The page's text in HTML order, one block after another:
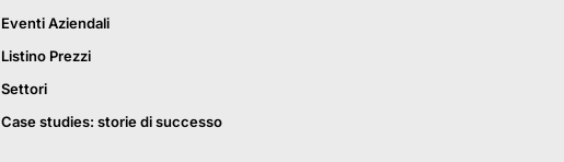
Eventi Aziendali
Listino Prezzi
Settori
Case studies: storie di successo